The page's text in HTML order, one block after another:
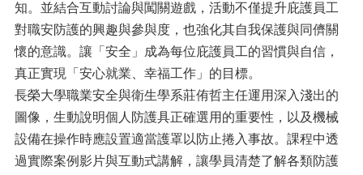
知。並結合互動討論與闖關遊戲，活動不僅提升庇護員工
對職安防護的興趣與參與度，也強化其自我保護與同儕關
懷的意識。讓「安全」成為每位庇護員工的習慣與自信，
真正實現「安心就業、幸福工作」的目標。
長榮大學職業安全與衛生學系莊侑哲主任運用深入淺出的
圖像，生動說明個人防護具正確選用的重要性，以及機械
設備在操作時應設置適當護罩以防止捲入事故。課程中透
過實際案例影片與互動式講解，讓學員清楚了解各類防護